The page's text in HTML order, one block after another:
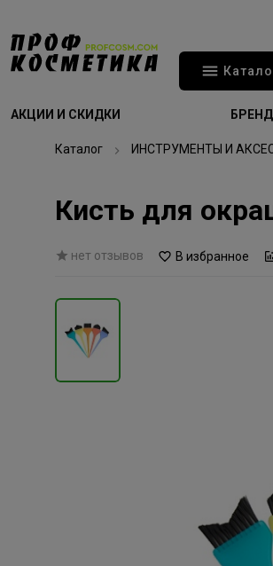
АКЦИИ И СКИДКИ
Каталог ИНСТРУМЕНТЫ И
Кисть для
нет отзывов В избранное